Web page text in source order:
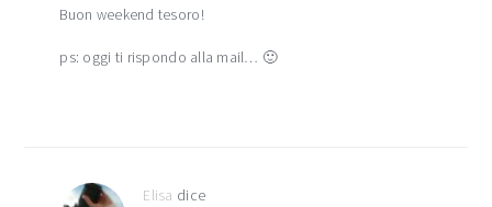
Buon weekend tesoro!
ps: oggi ti rispondo alla mail… 🙂
Elisa dice